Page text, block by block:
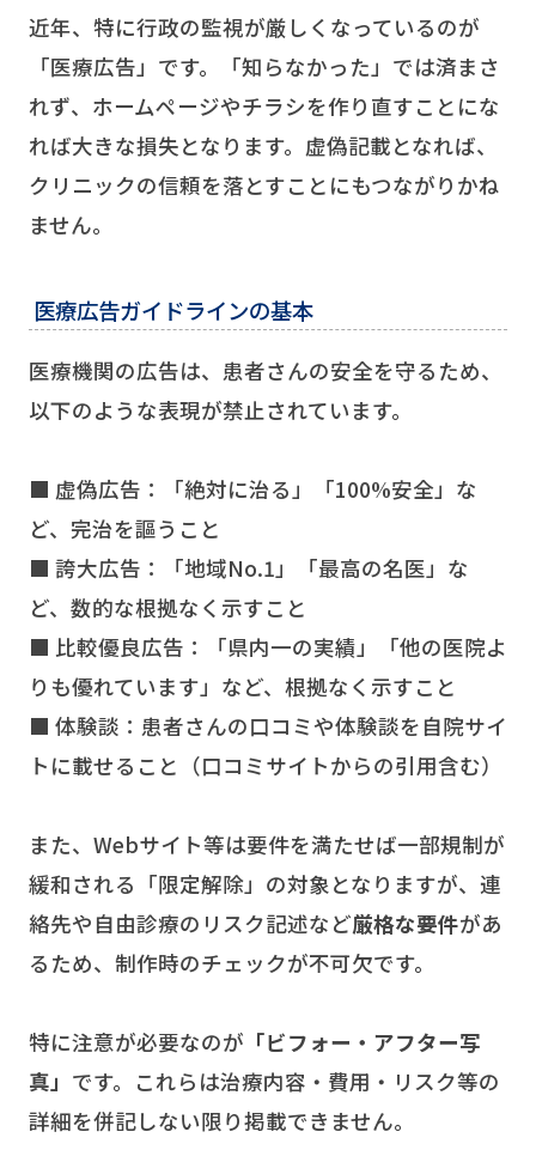
近年、特に行政の監視が厳しくなっているのが
「医療広告」です。「知らなかった」では済まさ
れず、ホームページやチラシを作り直すことにな
れば大きな損失となります。虚偽記載となれば、
クリニックの信頼を落とすことにもつながりかね
ません。
医療広告ガイドラインの基本
医療機関の広告は、患者さんの安全を守るため、
以下のような表現が禁止されています。
■ 虚偽広告：「絶対に治る」「100%安全」な
ど、完治を謳うこと
■ 誇大広告：「地域No.1」「最高の名医」な
ど、数的な根拠なく示すこと
■ 比較優良広告：「県内一の実績」「他の医院よ
りも優れています」など、根拠なく示すこと
■ 体験談：患者さんの口コミや体験談を自院サイ
トに載せること（口コミサイトからの引用含む）
また、Webサイト等は要件を満たせば一部規制が
緩和される「限定解除」の対象となりますが、連
絡先や自由診療のリスク記述など厳格な要件があ
るため、制作時のチェックが不可欠です。
特に注意が必要なのが 「ビフォー・アフター写
真」 です。これらは治療内容・費用・リスク等の
詳細を併記しない限り掲載できません。